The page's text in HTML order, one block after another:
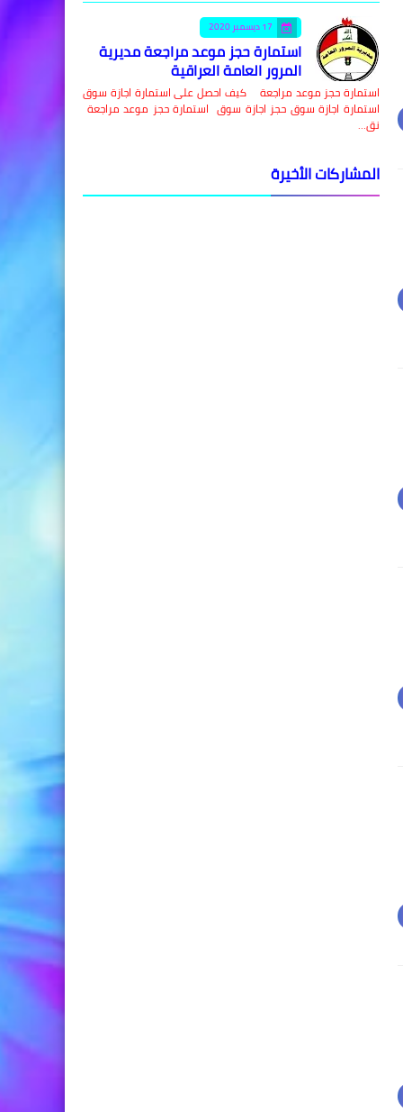
17 ديسمبر 2020
استمارة حجز موعد مراجعة مديرية
المرور العامة العراقية
استمارة حجز موعد مراجعة كيف احصل على استمارة اجازة سوق
استمارة اجازة سوق حجز اجازة سوق استمارة حجز موعد مراجعة
نق…
المشاركات الأخيرة